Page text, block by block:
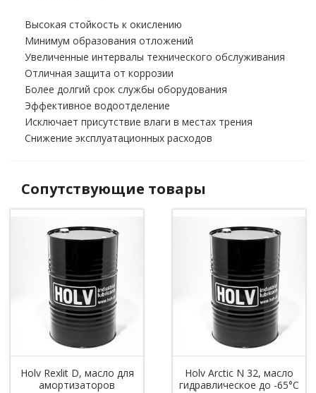
Высокая стойкость к окислению
Минимум образования отложений
Увеличенные интервалы технического обслуживания
Отличная защита от коррозии
Более долгий срок службы оборудования
Эффективное водоотделение
Исключает присутствие влаги в местах трения
Снижение эксплуатационных расходов
Сопутствующие товары
Holv Rexlit D, масло для
амортизаторов
Holv Arctic N 32, масло
гидравлическое до -65°С